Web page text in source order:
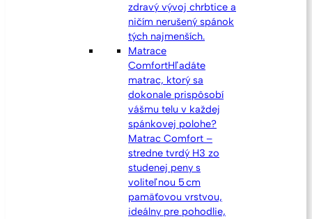
zdravý vývoj chrbtice a
ničím nerušený spánok
tých najmenších.
Matrace
ComfortHľadáte
matrac, ktorý sa
dokonale prispôsobí
vášmu telu v každej
spánkovej polohe?
Matrac Comfort –
stredne tvrdý H3 zo
studenej peny s
voliteľnou 5 cm
pamäťovou vrstvou,
ideálny pre pohodlie,